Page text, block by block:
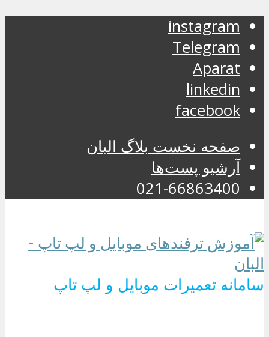
instagram
Telegram
Aparat
linkedin
facebook
صفحه نخست بلاگ البان
آرشیو پست‌ها
021-66863400
سامانه تعمیرات موبایل و لپ تاپ